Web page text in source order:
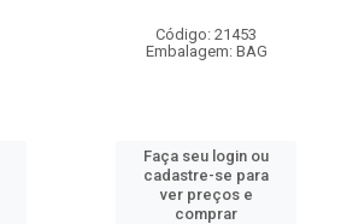
Código: 21453
Embalagem: BAG
Faça seu login ou
cadastre-se para
ver preços e
comprar